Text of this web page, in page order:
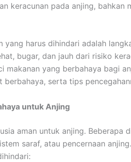
keracunan pada anjing, bahkan
yang harus dihindari adalah
bugar, dan jauh dari risiko
makanan yang berbahaya bagi
berbahaya, serta tips
untuk Anjing
aman untuk anjing. Beberapa
saraf, atau pencernaan